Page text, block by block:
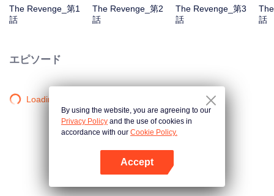
The Revenge_第1
話
The Revenge_第2
話
The Revenge_第3
話
話
エピソード
Loading…
By using the website, you are agreeing to our
Privacy Policy and the use of cookies in
accordance with our Cookie Policy.
Accept